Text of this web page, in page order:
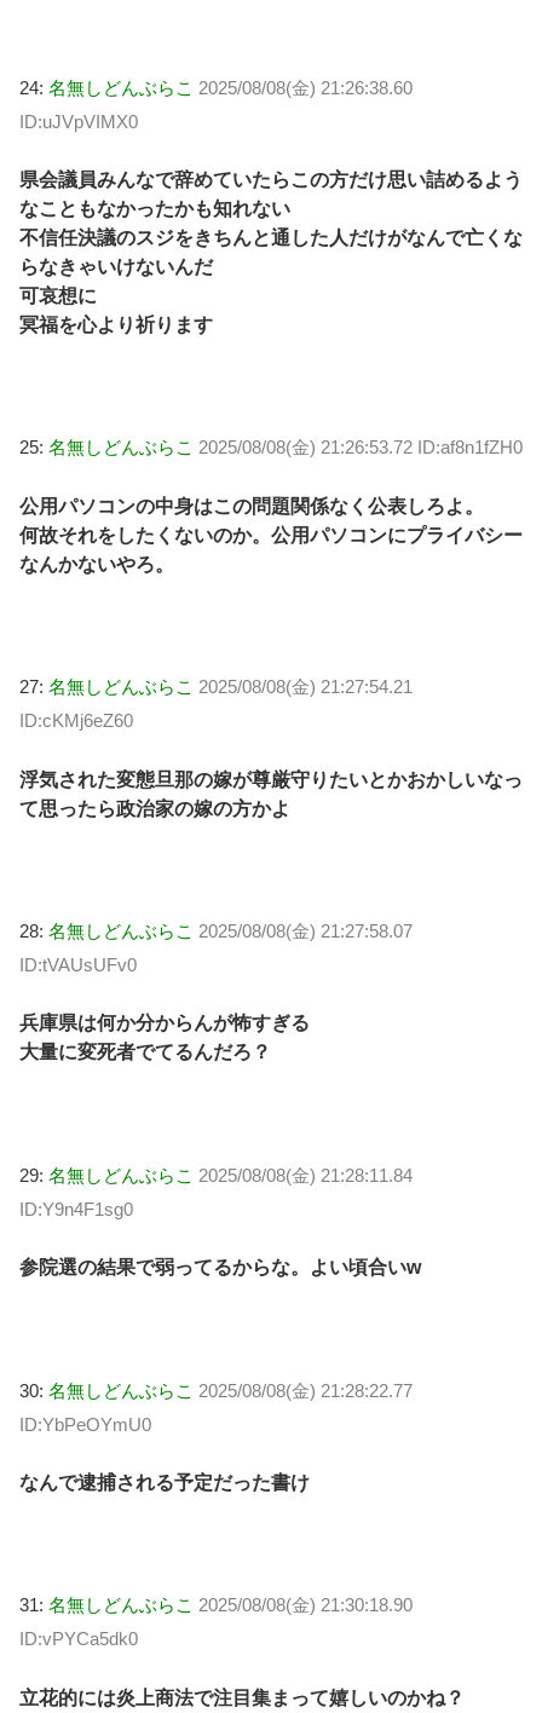
24: 名無しどんぶらこ 2025/08/08(金) 21:26:38.60
ID:uJVpVIMX0
県会議員みんなで辞めていたらこの方だけ思い詰めるよう
なこともなかったかも知れない
不信任決議のスジをきちんと通した人だけがなんで亡くな
らなきゃいけないんだ
可哀想に
冥福を心より祈ります
25: 名無しどんぶらこ 2025/08/08(金) 21:26:53.72 ID:af8n1fZH0
公用パソコンの中身はこの問題関係なく公表しろよ。
何故それをしたくないのか。公用パソコンにプライバシー
なんかないやろ。
27: 名無しどんぶらこ 2025/08/08(金) 21:27:54.21
ID:cKMj6eZ60
浮気された変態旦那の嫁が尊厳守りたいとかおかしいなっ
て思ったら政治家の嫁の方かよ
28: 名無しどんぶらこ 2025/08/08(金) 21:27:58.07
ID:tVAUsUFv0
兵庫県は何か分からんが怖すぎる
大量に変死者でてるんだろ？
29: 名無しどんぶらこ 2025/08/08(金) 21:28:11.84
ID:Y9n4F1sg0
参院選の結果で弱ってるからな。よい頃合いw
30: 名無しどんぶらこ 2025/08/08(金) 21:28:22.77
ID:YbPeOYmU0
なんで逮捕される予定だった書け
31: 名無しどんぶらこ 2025/08/08(金) 21:30:18.90
ID:vPYCa5dk0
立花的には炎上商法で注目集まって嬉しいのかね？